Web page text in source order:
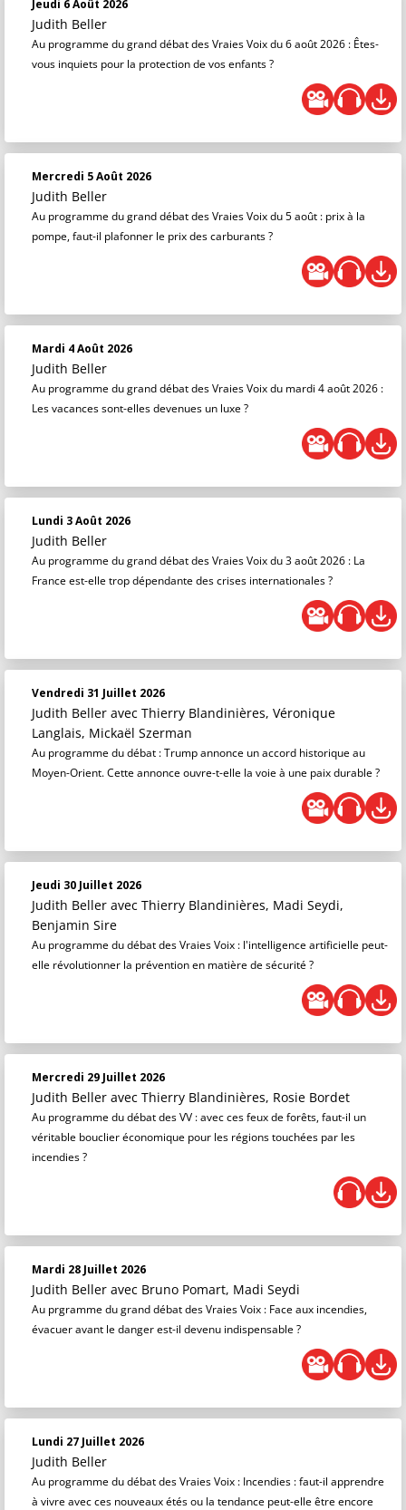
Jeudi 6 Août 2026
Judith Beller
Au programme du grand débat des Vraies Voix du 6 août 2026 : Êtes-
vous inquiets pour la protection de vos enfants ?
Mercredi 5 Août 2026
Judith Beller
Au programme du grand débat des Vraies Voix du 5 août : prix à la
pompe, faut-il plafonner le prix des carburants ?
Mardi 4 Août 2026
Judith Beller
Au programme du grand débat des Vraies Voix du mardi 4 août 2026 :
Les vacances sont-elles devenues un luxe ?
Lundi 3 Août 2026
Judith Beller
Au programme du grand débat des Vraies Voix du 3 août 2026 : La
France est-elle trop dépendante des crises internationales ?
Vendredi 31 Juillet 2026
Judith Beller avec Thierry Blandinières, Véronique
Langlais, Mickaël Szerman
Au programme du débat : Trump annonce un accord historique au
Moyen-Orient. Cette annonce ouvre-t-elle la voie à une paix durable ?
Jeudi 30 Juillet 2026
Judith Beller avec Thierry Blandinières, Madi Seydi,
Benjamin Sire
Au programme du débat des Vraies Voix : l'intelligence artificielle peut-
elle révolutionner la prévention en matière de sécurité ?
Mercredi 29 Juillet 2026
Judith Beller avec Thierry Blandinières, Rosie Bordet
Au programme du débat des VV : avec ces feux de forêts, faut-il un
véritable bouclier économique pour les régions touchées par les
incendies ?
Mardi 28 Juillet 2026
Judith Beller avec Bruno Pomart, Madi Seydi
Au prgramme du grand débat des Vraies Voix : Face aux incendies,
évacuer avant le danger est-il devenu indispensable ?
Lundi 27 Juillet 2026
Judith Beller
Au programme du débat des Vraies Voix : Incendies : faut-il apprendre
à vivre avec ces nouveaux étés ou la tendance peut-elle être encore